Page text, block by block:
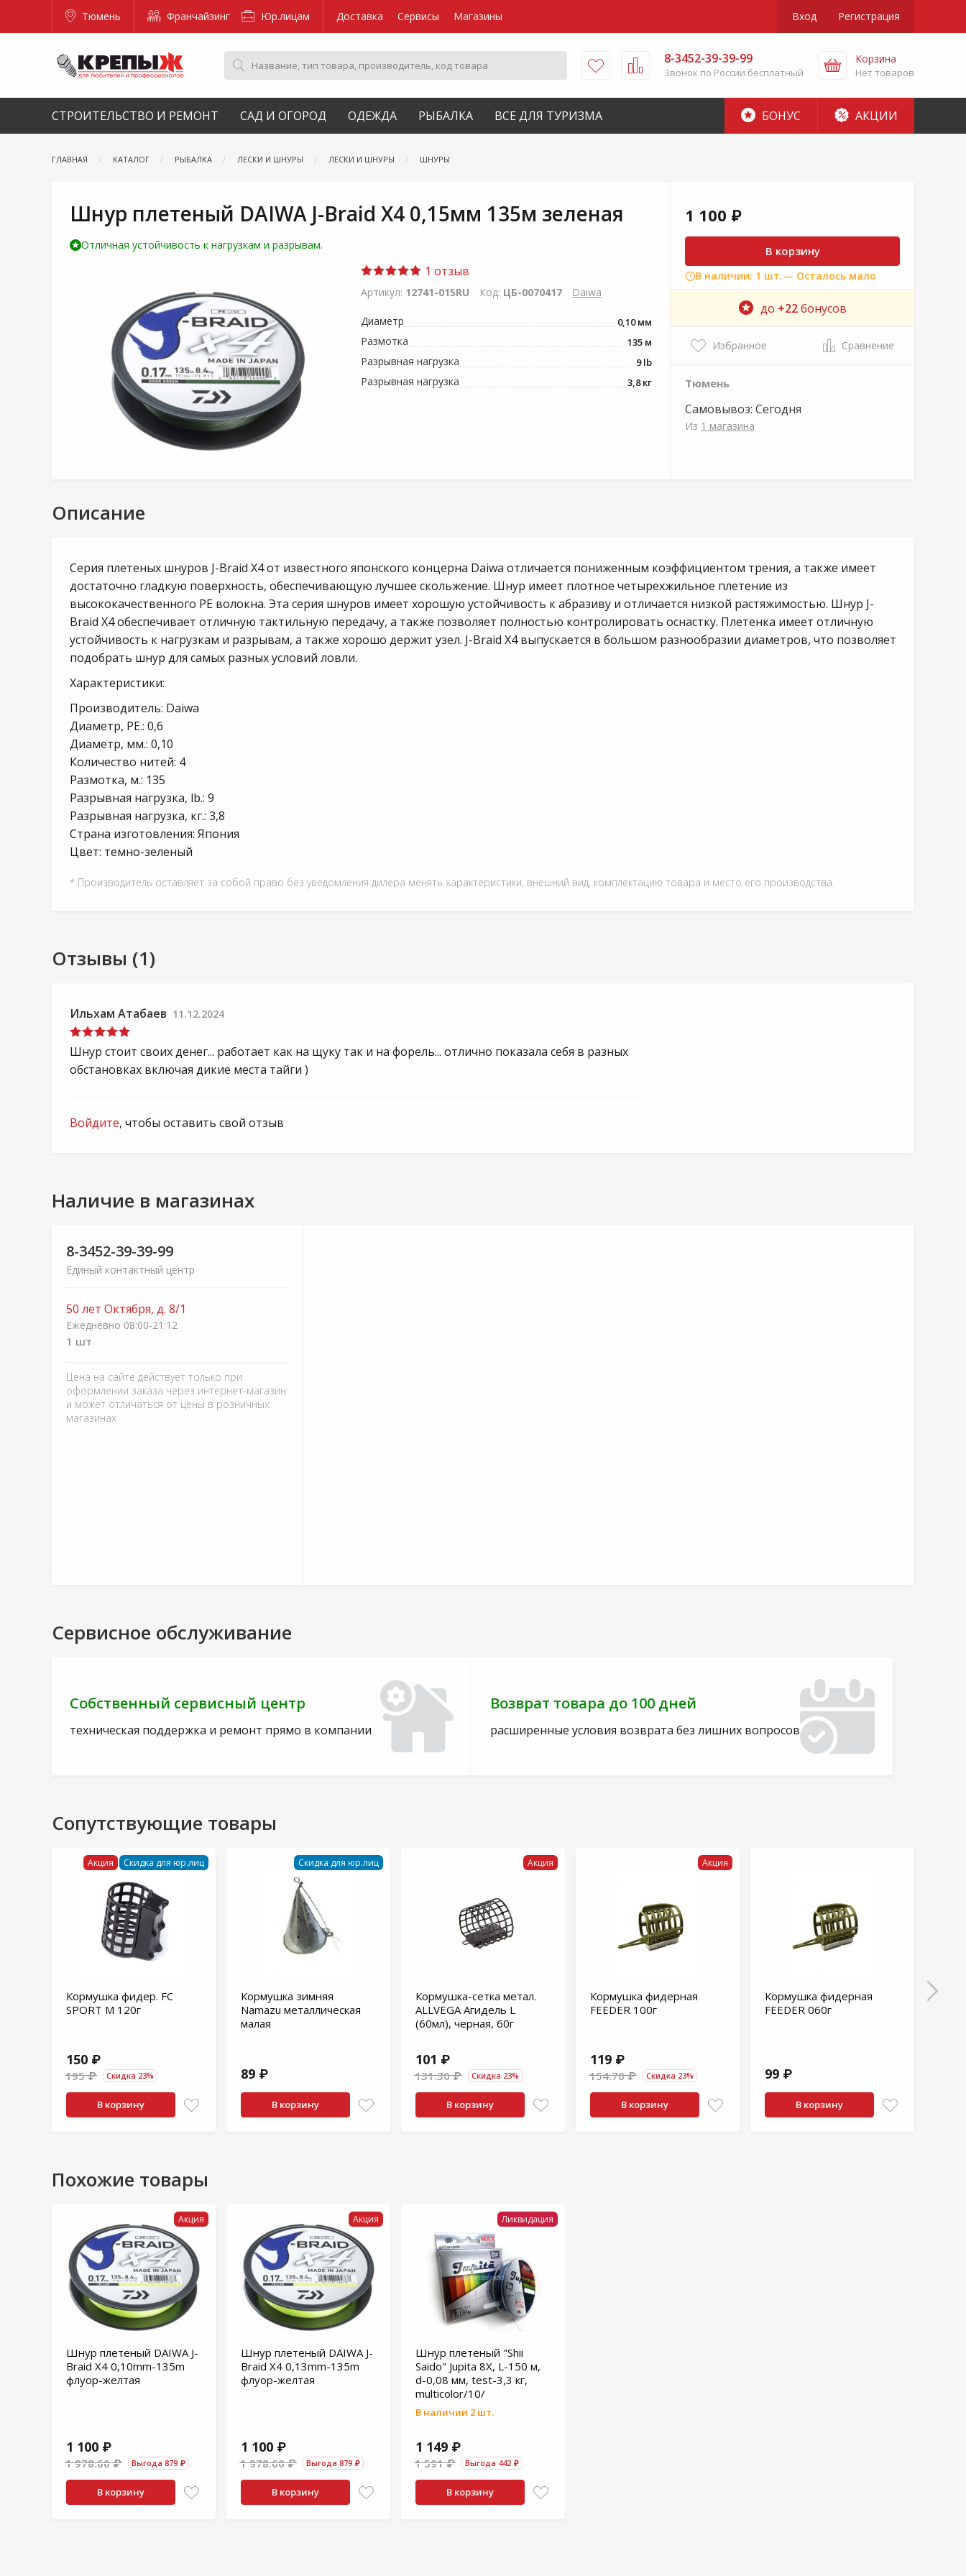
Тюмень Франчайзинг Юр.лицам Доставка Сервисы Магазины Вход Регистрация
8-3452-39-39-99
Звонок по России бесплатный
Корзина
Нет товаров
СТРОИТЕЛЬСТВО И РЕМОНТ САД И ОГОРОД ОДЕЖДА РЫБАЛКА ВСЕ ДЛЯ ТУРИЗМА БОНУС АКЦИИ
ГЛАВНАЯ КАТАЛОГ РЫБАЛКА ЛЕСКИ И ШНУРЫ ЛЕСКИ И ШНУРЫ ШНУРЫ
Шнур плетеный DAIWA J-Braid X4 0,15мм 135м зеленая
Отличная устойчивость к нагрузкам и разрывам.
1 отзыв
Артикул: 12741-015RU Код: ЦБ-0070417 Daiwa
Диаметр 0,10 мм
Размотка 135 м
Разрывная нагрузка 9 lb
Разрывная нагрузка 3,8 кг
1 100 ₽
В корзину
В наличии: 1 шт.— Осталось мало
до +22бонусов
Избранное Сравнение
Тюмень
Самовывоз: Сегодня
Из 1 магазина
Описание
Серия плетеных шнуров J-Braid X4 от известного японского концерна Daiwa отличается пониженным коэффициентом трения, а также имеет
достаточно гладкую поверхность, обеспечивающую лучшее скольжение. Шнур имеет плотное четырехжильное плетение из
высококачественного PE волокна. Эта серия шнуров имеет хорошую устойчивость к абразиву и отличается низкой растяжимостью. Шнур J-
Braid X4 обеспечивает отличную тактильную передачу, а также позволяет полностью контролировать оснастку. Плетенка имеет отличную
устойчивость к нагрузкам и разрывам, а также хорошо держит узел. J-Braid X4 выпускается в большом разнообразии диаметров, что позволяет
подобрать шнур для самых разных условий ловли.
Характеристики:
Производитель: Daiwa
Диаметр, PE.: 0,6
Диаметр, мм.: 0,10
Количество нитей: 4
Размотка, м.: 135
Разрывная нагрузка, lb.: 9
Разрывная нагрузка, кг.: 3,8
Страна изготовления: Япония
Цвет: темно-зеленый
* Производитель оставляет за собой право без уведомления дилера менять характеристики, внешний вид, комплектацию товара и место его производства.
Отзывы (1)
Ильхам Атабаев 11.12.2024
Шнур стоит своих денег... работает как на щуку так и на форель... отлично показала себя в разных
обстановках включая дикие места тайги )
Войдите, чтобы оставить свой отзыв
Наличие в магазинах
8-3452-39-39-99
Единый контактный центр
50 лет Октября, д. 8/1
Ежедневно 08:00-21:12
1 шт
Цена на сайте действует только при
оформлении заказа через интернет-магазин
и может отличаться от цены в розничных
магазинах
Сервисное обслуживание
Собственный сервисный центр
техническая поддержка и ремонт прямо в компании
Возврат товара до 100 дней
расширенные условия возврата без лишних вопросов
Сопутствующие товары
Акция Скидка для юр.лиц
Кормушка фидер. FC
SPORT M 120г
150 ₽
195 ₽ Скидка 23%
В корзину
Скидка для юр.лиц
Кормушка зимняя
Namazu металлическая
малая
89 ₽
В корзину
Акция
Кормушка-сетка метал.
ALLVEGA Агидель L
(60мл), черная, 60г
101 ₽
131.30 ₽ Скидка 23%
В корзину
Акция
Кормушка фидерная
FEEDER 100г
119 ₽
154.70 ₽ Скидка 23%
В корзину
Кормушка фидерная
FEEDER 060г
99 ₽
В корзину
Похожие товары
Акция
Шнур плетеный DAIWA J-
Braid X4 0,10mm-135m
флуор-желтая
1 100 ₽
1 978.60 ₽ Выгода 879 ₽
В корзину
Акция
Шнур плетеный DAIWA J-
Braid X4 0,13mm-135m
флуор-желтая
1 100 ₽
1 978.60 ₽ Выгода 879 ₽
В корзину
Ликвидация
Шнур плетеный "Shii
Saido" Jupita 8X, L-150 м,
d-0,08 мм, test-3,3 кг,
multicolor/10/
В наличии 2 шт.
1 149 ₽
1 591 ₽ Выгода 442 ₽
В корзину